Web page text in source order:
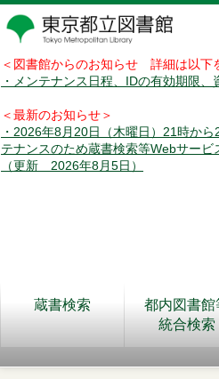
＜図書館からのお知らせ 詳細は以下
・メンテナンス日程、IDの有効期限
＜最新のお知らせ＞
・2026年8月20日（木曜日）21時か
テナンスのため蔵書検索等Webサービ
（更新 2026年8月5日）
蔵書検索
都内図書館
統合検索